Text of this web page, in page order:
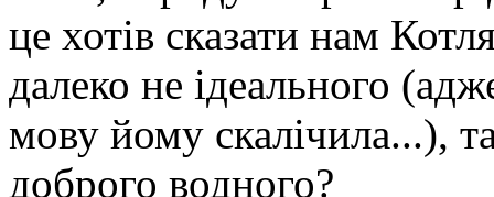
це хотів сказати нам
далеко не ідеального
мову йому скалічила...),
доброго водного?